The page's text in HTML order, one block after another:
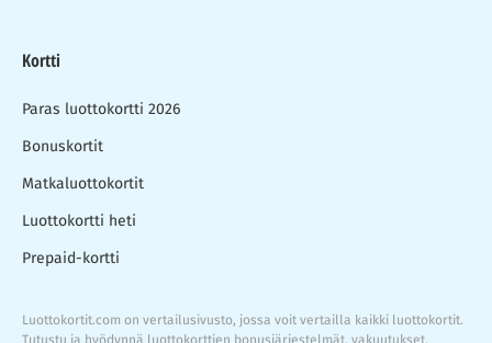
Kortti
Paras luottokortti 2026
Bonuskortit
Matkaluottokortit
Luottokortti heti
Prepaid-kortti
Luottokortit.com on vertailusivusto, jossa voit vertailla kaikki luottokortit.